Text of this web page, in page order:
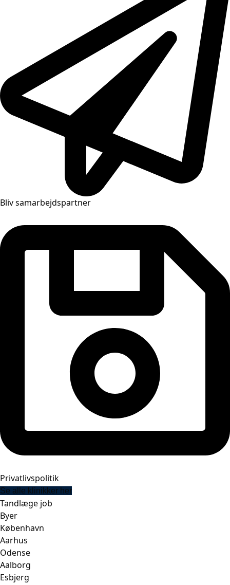
Bliv samarbejdspartner
Privatlivspolitik
Se alle klinikker her
Tandlæge job
Byer
København
Aarhus
Odense
Aalborg
Esbjerg